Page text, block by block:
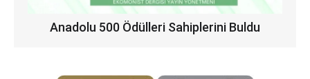
Anadolu 500 Ödülleri Sahiplerini Buldu